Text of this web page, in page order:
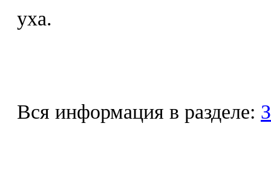
уха.
Вся информация в разделе: